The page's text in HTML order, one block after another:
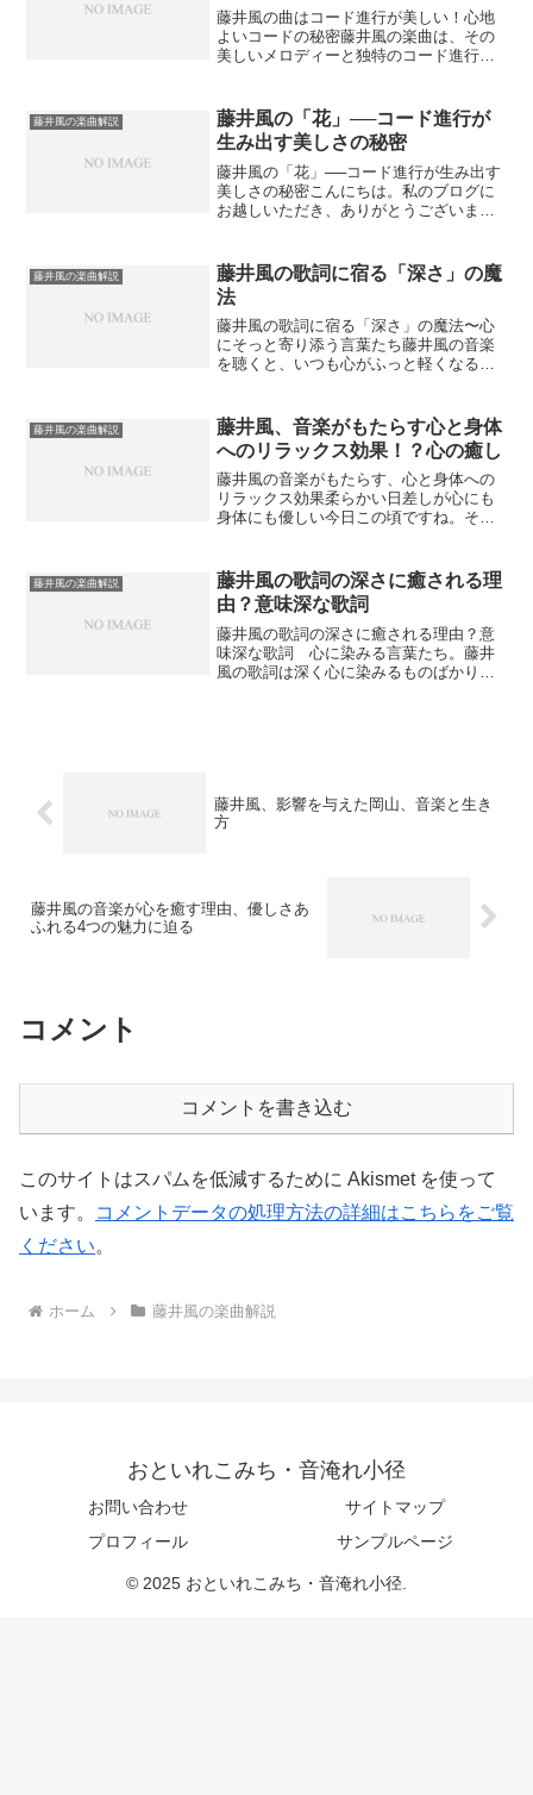
藤井風の曲はコード進行が美しい！心地
よいコードの秘密藤井風の楽曲は、その
美しいメロディーと独特のコード進行に
かしさを感じる響きが特徴ですよね。で
は、藤井風の楽曲のコード...
藤井風の楽曲解説
藤井風の「花」──コード進行が
生み出す美しさの秘密
藤井風の「花」──コード進行が生み出す
美しさの秘密こんにちは。私のブログに
お越しいただき、ありがとうございま
その魅力を掘り下げてみたいと思いま
す。特に、「コード進行」に注目...
藤井風の楽曲解説
藤井風の歌詞に宿る「深さ」の魔
法
藤井風の歌詞に宿る「深さ」の魔法〜心
にそっと寄り添う言葉たち藤井風の音楽
を聴くと、いつも心がふっと軽くなるの
さに、私はいつも感動しています。まる
で、人生の真理をそっと教...
藤井風の楽曲解説
藤井風、音楽がもたらす心と身体
へのリラックス効果！？心の癒し
藤井風の音楽がもたらす、心と身体への
リラックス効果柔らかい日差しが心にも
身体にも優しい今日この頃ですね。そん
藤井風さんの音楽がもたらしてくれる心
と身体へのリラックスにつ...
藤井風の楽曲解説
藤井風の歌詞の深さに癒される理
由？意味深な歌詞
藤井風の歌詞の深さに癒される理由？意
味深な歌詞 心に染みる言葉たち。藤井
風の歌詞は深く心に染みるものばかりで
藤井風、影響を与えた岡山、音楽と生き
方
藤井風の音楽が心を癒す理由、優しさあ
ふれる4つの魅力に迫る
コメント
コメントを書き込む
このサイトはスパムを低減するために Akismet を使って
います。
コメントデータの処理方法の詳細はこちらをご覧
ください。
ホーム 藤井風の楽曲解説
おといれこみち・音淹れ小径
お問い合わせ
サイトマップ
プロフィール
サンプルページ
© 2025 おといれこみち・音淹れ小径.